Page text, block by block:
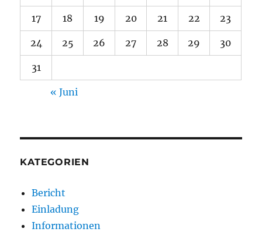
17 18 19 20 21 22 23
24 25 26 27 28 29 30
31
« Juni
KATEGORIEN
Bericht
Einladung
Informationen